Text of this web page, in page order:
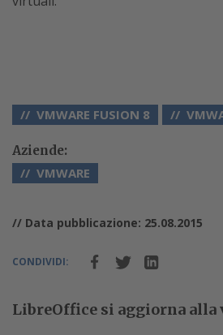
VMWARE FUSION 8
Aziende:
VMWARE
// Data pubblicazione: 25.08.2015
CONDIVIDI:
LibreOffice si aggiorna alla